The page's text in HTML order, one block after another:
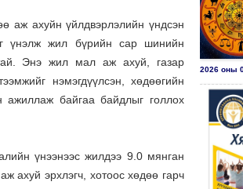
аж ахуйн үйлдвэрлэлийн үндсэн
үнэлж жил бүрийн сар шинийн
Энэ жил мал аж ахуй, газар
нэмэгдүүлсэн, хөдөөгийн
ажиллаж байгаа байдлыг голлох
үнээнээс жилдээ 9.0 мянган
ахуй эрхлэгч, хотоос хөдөө гарч
2026 оны